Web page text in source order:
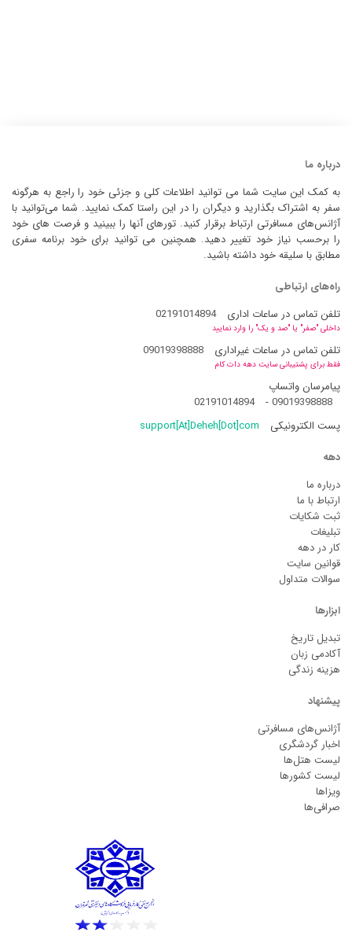
درباره ما
به کمک این سایت شما می توانید اطلاعات کلی و جزئی خود را راجع به هرگونه
سفر به اشتراک بگذارید و دیگران را در این راستا کمک نمایید. شما می‌توانید با
آژانس‌های مسافرتی ارتباط برقرار کنید. تورهای آنها را ببینید و فرصت های خود
را برحسب نیاز خود تغییر دهید. همچنین می توانید برای خود برنامه سفری
مطابق با سلیقه خود داشته باشید.
راه‌های ارتباطی
تلفن تماس در ساعات اداری
02191014894
داخلی "صفر" یا "صد و یک" را وارد نمایید
تلفن تماس در ساعات غیراداری 09019398888
فقط برای پشتیبانی سایت دهه دات کام
پیامرسان واتساپ
09019398888
-
02191014894
پست الکترونیکی
support[At]Deheh[Dot]com
دهه
درباره ما
ارتباط با ما
ثبت شکایات
تبلیغات
کار در دهه
قوانین سایت
سوالات متداول
ابزارها
تبدیل تاریخ
آکادمی زبان
هزینه زندگی
پیشنهاد
آژانس‌های مسافرتی
اخبار گردشگری
لیست هتل‌ها
لیست کشورها
ویزاها
صرافی‌ها